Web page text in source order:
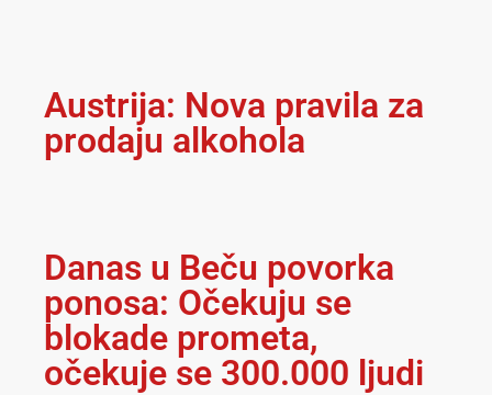
Austrija: Nova pravila za
prodaju alkohola
Danas u Beču povorka
ponosa: Očekuju se
blokade prometa,
očekuje se 300.000 ljudi